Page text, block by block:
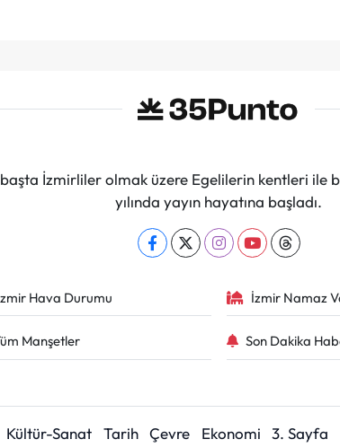
İzmirliler olmak üzere Egelilerin kentleri ile
yılında yayın hayatına başladı.
Hava Durumu İzmir Namaz
Manşetler Son Dakika
Kültür-Sanat Tarih Çevre Ekonomi 3. Sayfa